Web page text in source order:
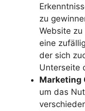
zu
Website
eine
der sich
Unterseite
Marketing
um das